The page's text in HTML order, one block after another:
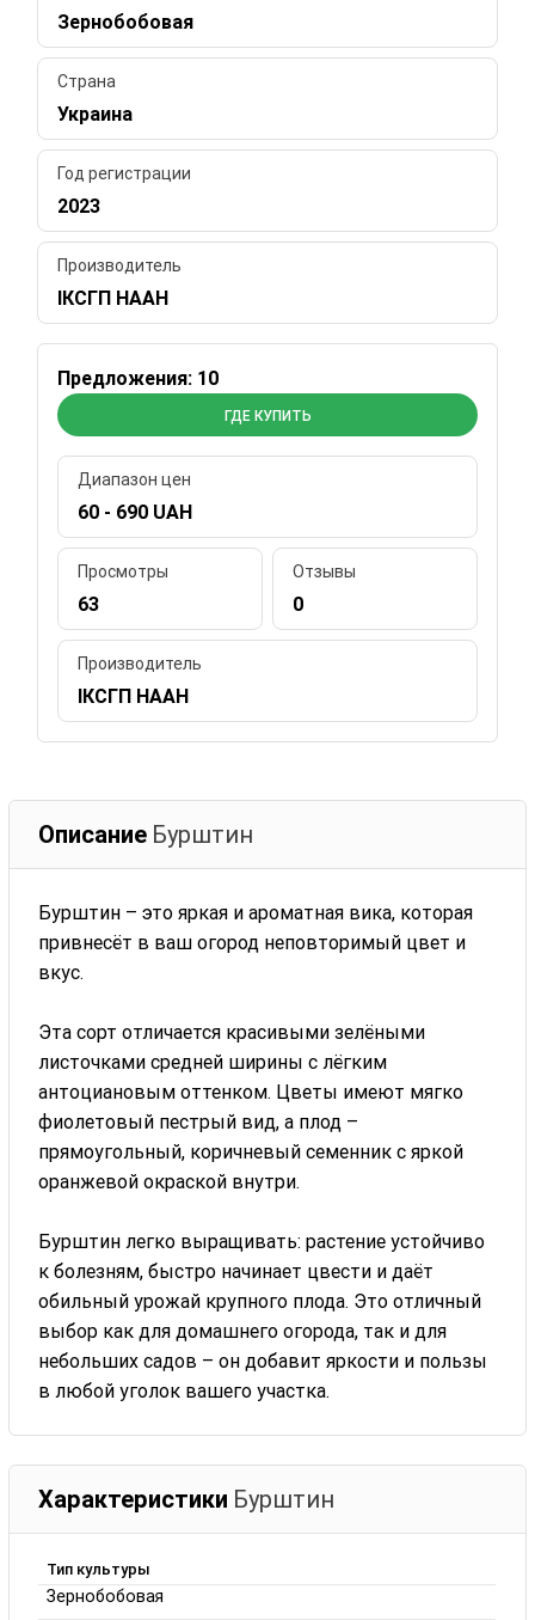
Зернобобовая
Страна
Украина
Год регистрации
2023
Производитель
ІКСГП НААН
Предложения: 10
ГДЕ КУПИТЬ
Диапазон цен
60 - 690 UAH
Просмотры
63
Отзывы
0
Производитель
ІКСГП НААН
Описание Бурштин
Бурштин – это яркая и ароматная вика, которая
привнесёт в ваш огород неповторимый цвет и
вкус.
Эта сорт отличается красивыми зелёными
листочками средней ширины с лёгким
антоциановым оттенком. Цветы имеют мягко
фиолетовый пестрый вид, а плод –
прямоугольный, коричневый семенник с яркой
оранжевой окраской внутри.
Бурштин легко выращивать: растение устойчиво
к болезням, быстро начинает цвести и даёт
обильный урожай крупного плода. Это отличный
выбор как для домашнего огорода, так и для
небольших садов – он добавит яркости и пользы
в любой уголок вашего участка.
Характеристики Бурштин
Тип культуры
Зернобобовая